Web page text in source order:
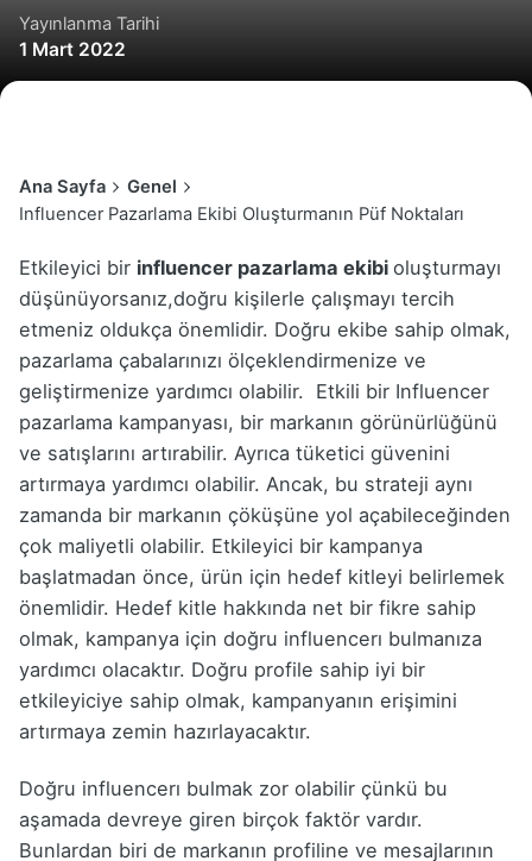
Yayınlanma Tarihi
1 Mart 2022
Ana Sayfa
Genel
Influencer Pazarlama Ekibi Oluşturmanın Püf Noktaları
Etkileyici bir influencer pazarlama ekibi oluşturmayı
düşünüyorsanız,doğru kişilerle çalışmayı tercih
etmeniz oldukça önemlidir. Doğru ekibe sahip olmak,
pazarlama çabalarınızı ölçeklendirmenize ve
geliştirmenize yardımcı olabilir. Etkili bir Influencer
pazarlama kampanyası, bir markanın görünürlüğünü
ve satışlarını artırabilir. Ayrıca tüketici güvenini
artırmaya yardımcı olabilir. Ancak, bu strateji aynı
zamanda bir markanın çöküşüne yol açabileceğinden
çok maliyetli olabilir. Etkileyici bir kampanya
başlatmadan önce, ürün için hedef kitleyi belirlemek
önemlidir. Hedef kitle hakkında net bir fikre sahip
olmak, kampanya için doğru influencerı bulmanıza
yardımcı olacaktır. Doğru profile sahip iyi bir
etkileyiciye sahip olmak, kampanyanın erişimini
artırmaya zemin hazırlayacaktır.
Doğru influencerı bulmak zor olabilir çünkü bu
aşamada devreye giren birçok faktör vardır.
Bunlardan biri de markanın profiline ve mesajlarının